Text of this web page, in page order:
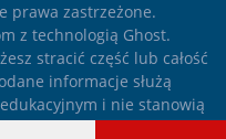
prawa zastrzeżone.
z technologią Ghost.
stracić część lub całość
informacje służą
i nie stanowią